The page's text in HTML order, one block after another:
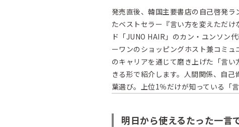
発売直後、韓国主要書店の自己啓発
たベストセラー『言い方を変えただ
ド「JUNO HAIR」のカン・ユンソン
ーワンのショッピングホスト兼コミ
のキャリアを通じて磨き上げた「言
きる形で紹介します。人間関係、自
葉選び。上位1％だけが知っている「
明日から使えるたった一言